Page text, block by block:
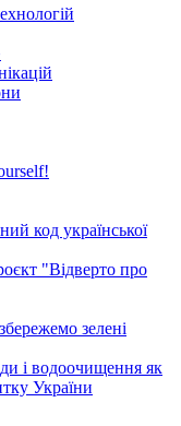
код української
"Відверто про
зелені
і водоочищення як
України